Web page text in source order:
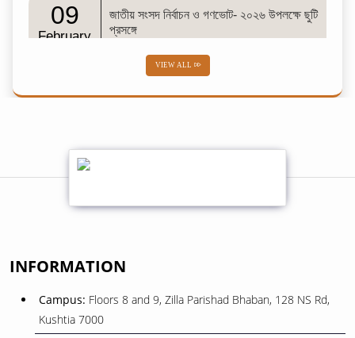
09
February
জাতীয় সংসদ নির্বাচন ও গণভোট- ২০২৬ উপলক্ষে ছুটি
প্রসঙ্গে
02
01
December
26
VIEW ALL
INFORMATION
Campus: Floors 8 and 9, Zilla Parishad Bhaban, 128 NS Rd,
Kushtia 7000